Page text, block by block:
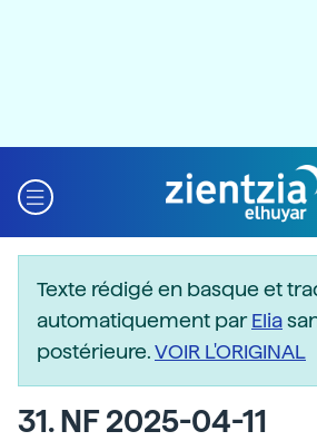
Texte rédigé en basque et
automatiquement parElia
postérieure.VOIR L'ORIGINAL
31. NF 2025-04-11